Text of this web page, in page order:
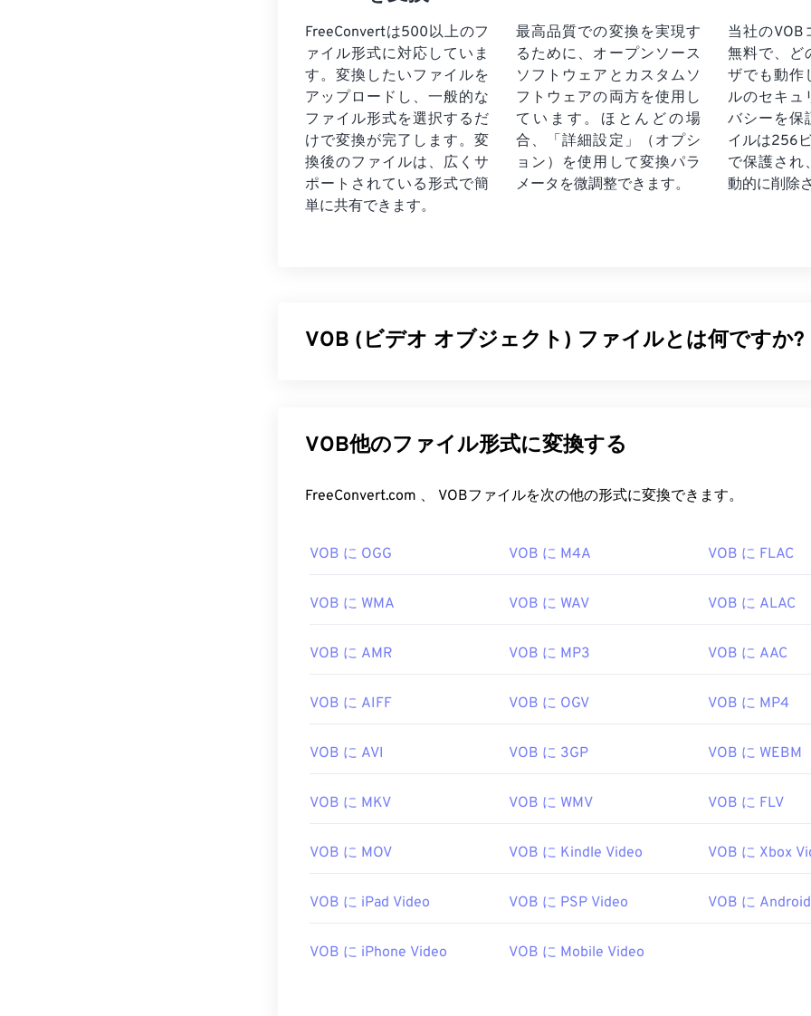
FreeConvertは500以上のフ
ァイル形式に対応していま
す。変換したいファイルを
アップロードし、一般的な
ファイル形式を選択するだ
けで変換が完了します。変
換後のファイルは、広くサ
ポートされている形式で簡
単に共有できます。
最高品質での変換を実現す
るために、オープンソース
ソフトウェアとカスタムソ
フトウェアの両方を使用し
ています。ほとんどの場
合、「詳細設定」（オプシ
ョン）を使用して変換パラ
メータを微調整できます。
当社のVOB
無料で、ど
ザでも動作
ルのセキュ
バシーを保
イルは256
で保護され
動的に削除
VOB (ビデオ オブジェクト) ファイルとは何ですか?
ントロール協会（DVD CCA）によってライセンスおよび管理されている
ブルシステム（CSS） 暗号化などのコピー保護が施されています。
VOB ファイルを開くにはどうすればいいですか?
ン、デスクトップパソコン、DVDドライブなどの家電製品によく搭載されて
要です。
ヤーであれば開くことができます。VLCメディアプレーヤー
も暗号化されて
開発元: DVD Forum
https://en.wikipedia.org/wiki/VOB
VOB他のファイル形式に変換する
FreeConvert.com 、 VOBファイルを次の他の形式に変換できます。
VOB に OGG VOB に M4A VOB に FLAC
VOB に WMA VOB に WAV VOB に ALAC
VOB に AMR VOB に MP3 VOB に AAC
VOB に AIFF VOB に OGV VOB に MP4
VOB に AVI VOB に 3GP VOB に WEBM
VOB に MKV VOB に WMV VOB に FLV
VOB に MOV VOB に Kindle Video VOB に Xbox
VOB に iPad Video VOB に PSP Video VOB に
VOB に iPhone Video VOB に Mobile Video